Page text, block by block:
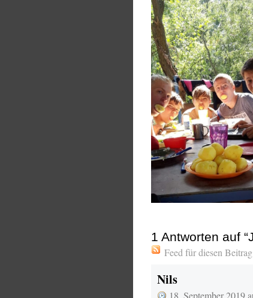
1 Antworten auf
Feed für diesen Beitrag
Nils
18. September 2019